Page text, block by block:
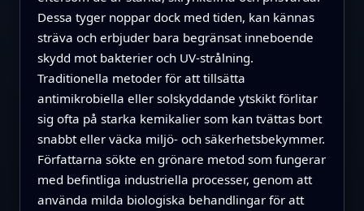
Dessa tyger noppar dock med tiden, kan kännas
sträva och erbjuder bara begränsat inneboende
skydd mot bakterier och UV-strålning.
Traditionella metoder för att tillsätta
antimikrobiella eller solskyddande ytskikt förlitar
sig ofta på starka kemikalier som kan tvättas bort
snabbt eller väcka miljö- och säkerhetsbekymmer.
Författarna sökte en grönare metod som fungerar
med befintliga industriella processer, genom att
använda milda biologiska behandlingar för att